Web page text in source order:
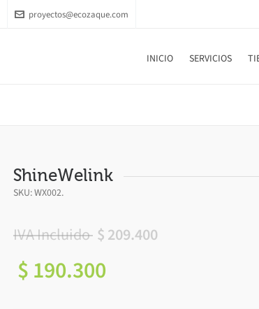
proyectos@ecozaque.com
INICIO SERVICIOS
ShineWelink
SKU:WX002.
IVA Incluido $ 209.400
$ 190.300